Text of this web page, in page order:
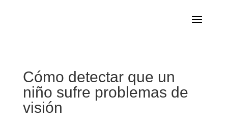
Cómo detectar que un
niño sufre problemas de
visión